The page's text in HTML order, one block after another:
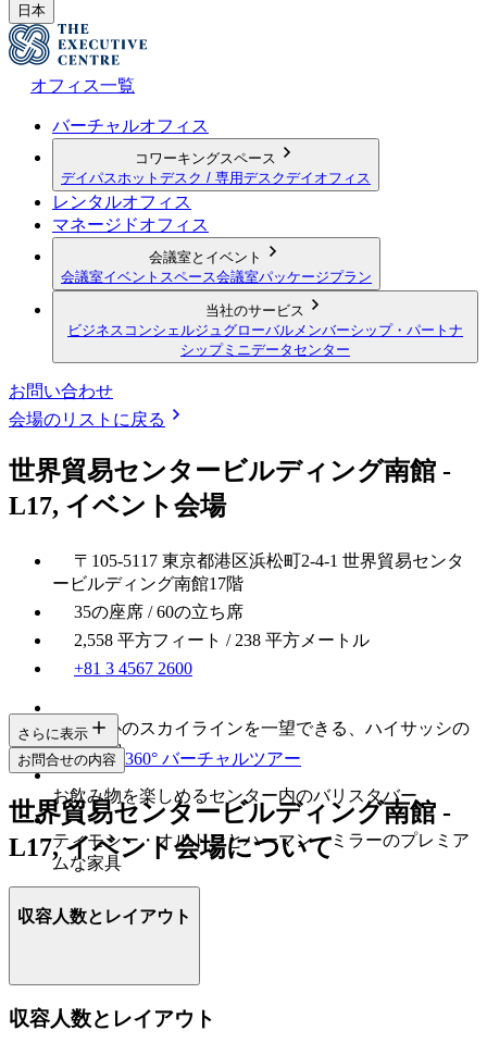
日本
オフィス一覧
バーチャルオフィス
コワーキングスペース
デイパス ホットデスク / 専用デスクデイオフィス
レンタルオフィス
マネージドオフィス
会議室とイベント
会議室イベントスペース会議室パッケージプラン
当社のサービス
ビジネスコンシェルジュ グローバルメンバーシップ・パートナ
シップミニデータセンター
お問い合わせ
会場のリストに戻る
世界貿易センタービルディング南館 -
L17, イベント会場
〒105-5117 東京都港区浜松町2-4-1 世界貿易センタ
ービルディング南館17階
35の座席 / 60の立ち席
2,558 平方フィート / 238 平方メートル
+81 3 4567 2600
東京都心のスカイラインを一望できる、ハイサッシの
ガラス窓
お飲み物を楽しめるセンター内のバリスタバー
ティモシー・オルトンとハーマン・ミラーのプレミア
ムな家具
さらに表示
お問合せの内容 360° バーチャルツアー
世界貿易センタービルディング南館 -
L17, イベント会場について
収容人数とレイアウト
収容人数とレイアウト